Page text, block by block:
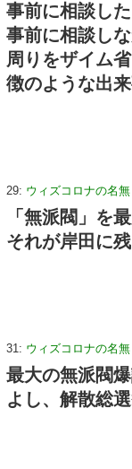
事前に相談し
事前に相談し
周りをザイム
徴のような出
29: ウィズコロナの名
「無派閥」を
それが岸田に
31: ウィズコロナの名
最大の無派閥
よし、解散総